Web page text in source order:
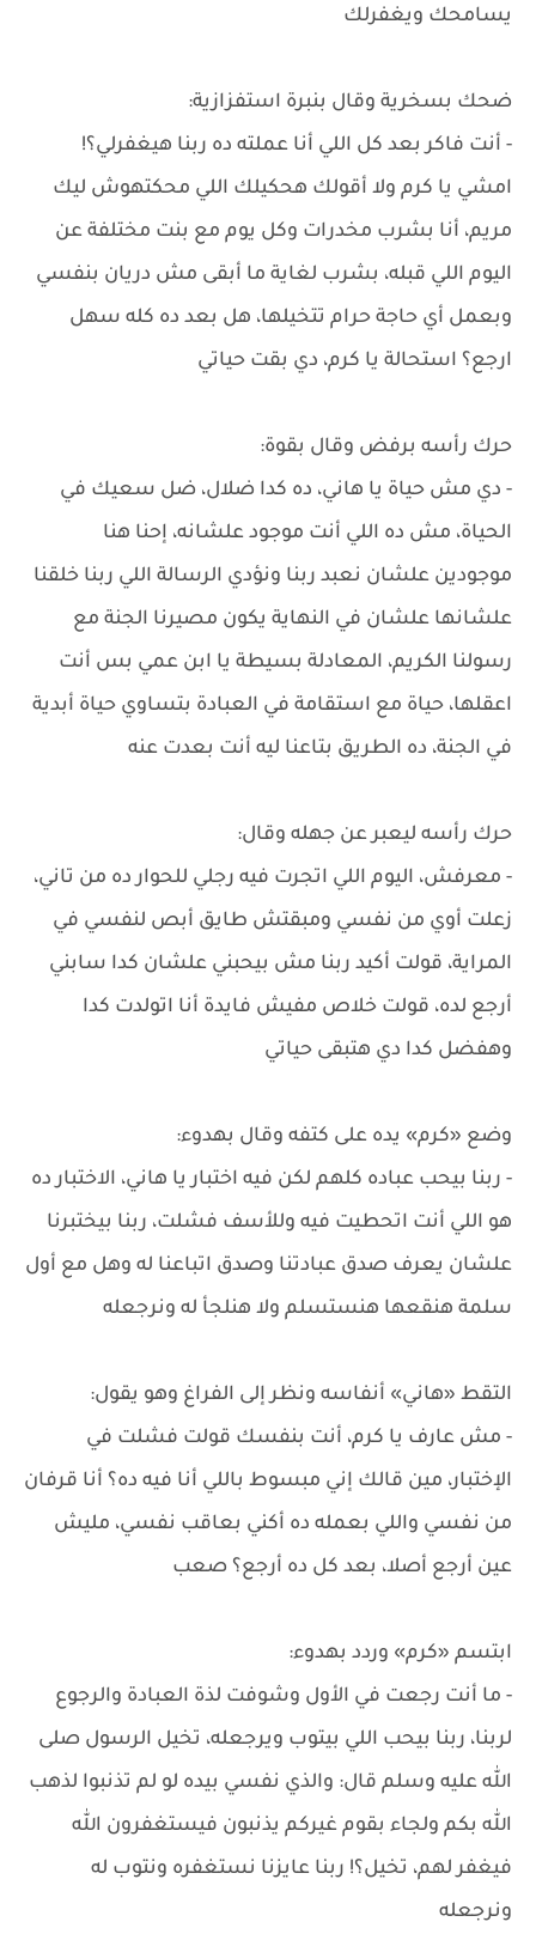
يسامحك ويغفرلك
ضحك بسخرية وقال بنبرة استفزازية:
- أنت فاكر بعد كل اللي أنا عملته ده ربنا هيغفرلي؟!
امشي يا كرم ولا أقولك هحكيلك اللي محكتهوش ليك
مريم، أنا بشرب مخدرات وكل يوم مع بنت مختلفة عن
اليوم اللي قبله، بشرب لغاية ما أبقى مش دريان بنفسي
وبعمل أي حاجة حرام تتخيلها، هل بعد ده كله سهل
ارجع؟ استحالة يا كرم، دي بقت حياتي
حرك رأسه برفض وقال بقوة:
- دي مش حياة يا هاني، ده كدا ضلال، ضل سعيك في
الحياة، مش ده اللي أنت موجود علشانه، إحنا هنا
موجودين علشان نعبد ربنا ونؤدي الرسالة اللي ربنا خلقنا
علشانها علشان في النهاية يكون مصيرنا الجنة مع
رسولنا الكريم، المعادلة بسيطة يا ابن عمي بس أنت
اعقلها، حياة مع استقامة في العبادة بتساوي حياة أبدية
في الجنة، ده الطريق بتاعنا ليه أنت بعدت عنه
حرك رأسه ليعبر عن جهله وقال:
- معرفش، اليوم اللي اتجرت فيه رجلي للحوار ده من تاني،
زعلت أوي من نفسي ومبقتش طايق أبص لنفسي في
المراية، قولت أكيد ربنا مش بيحبني علشان كدا سابني
أرجع لده، قولت خلاص مفيش فايدة أنا اتولدت كدا
وهفضل كدا دي هتبقى حياتي
وضع «كرم» يده على كتفه وقال بهدوء:
- ربنا بيحب عباده كلهم لكن فيه اختبار يا هاني، الاختبار ده
هو اللي أنت اتحطيت فيه وللأسف فشلت، ربنا بيختبرنا
علشان يعرف صدق عبادتنا وصدق اتباعنا له وهل مع أول
سلمة هنقعها هنستسلم ولا هنلجأ له ونرجعله
التقط «هاني» أنفاسه ونظر إلى الفراغ وهو يقول:
- مش عارف يا كرم، أنت بنفسك قولت فشلت في
الإختبار، مين قالك إني مبسوط باللي أنا فيه ده؟ أنا قرفان
من نفسي واللي بعمله ده أكني بعاقب نفسي، مليش
عين أرجع أصلا، بعد كل ده أرجع؟ صعب
ابتسم «كرم» وردد بهدوء:
- ما أنت رجعت في الأول وشوفت لذة العبادة والرجوع
لربنا، ربنا بيحب اللي بيتوب ويرجعله، تخيل الرسول صلى
الله عليه وسلم قال: والذي نفسي بيده لو لم تذنبوا لذهب
الله بكم ولجاء بقوم غيركم يذنبون فيستغفرون الله
فيغفر لهم، تخيل؟! ربنا عايزنا نستغفره ونتوب له
ونرجعله